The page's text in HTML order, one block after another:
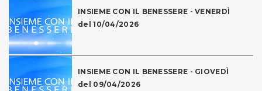
INSIEME CON IL BENESSERE - VENERDÌ
del 10/04/2026
INSIEME CON IL BENESSERE - GIOVEDÌ
del 09/04/2026